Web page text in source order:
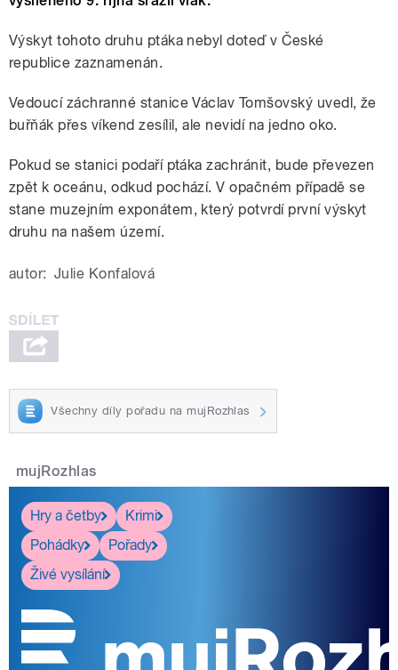
Výskyt tohoto druhu ptáka nebyl doteď v České
republice zaznamenán.
Vedoucí záchranné stanice Václav Tomšovský uvedl, že
buřňák přes víkend zesílil, ale nevidí na jedno oko.
Pokud se stanici podaří ptáka zachránit, bude převezen
zpět k oceánu, odkud pochází. V opačném případě se
stane muzejním exponátem, který potvrdí první výskyt
druhu na našem území.
autor: Julie Konfalová
Všechny díly pořadu na mujRozhlas
mujRozhlas
Hry a četby
Krimi
Pohádky
Pořady
Živé vysílání